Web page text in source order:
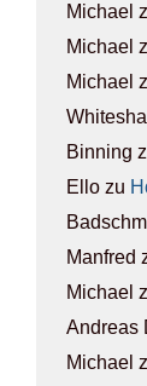
Michael
Michael
Michael
Binning
Ello zu
Manfred
Michael
Andreas
Michael